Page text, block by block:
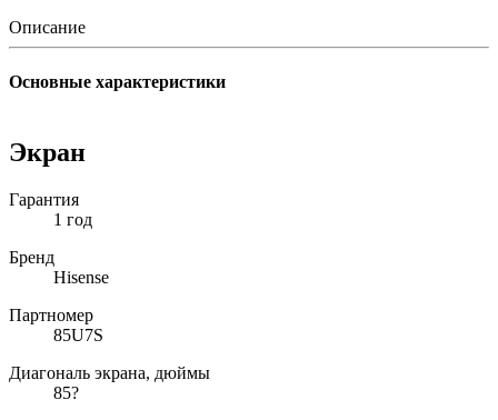
Описание
Основные характеристики
Экран
Гарантия
1 год
Бренд
Hisense
Партномер
85U7S
Диагональ экрана, дюймы
85?